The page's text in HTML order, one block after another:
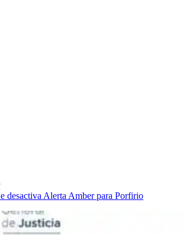
desactiva Alerta Amber para Porfirio